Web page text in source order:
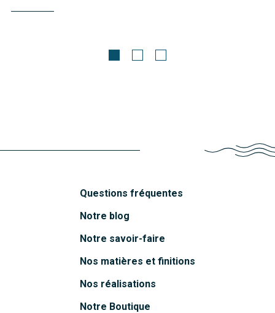
Questions fréquentes
Notre blog
Notre savoir-faire
Nos matières et finitions
Nos réalisations
Notre Boutique